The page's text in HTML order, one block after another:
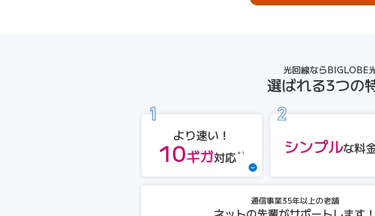
光回線ならBIGLOBE
選ばれる3つの
より速い！
10ギガ対応 ＊1 シンプルな料
通信事業35年以上の老舗